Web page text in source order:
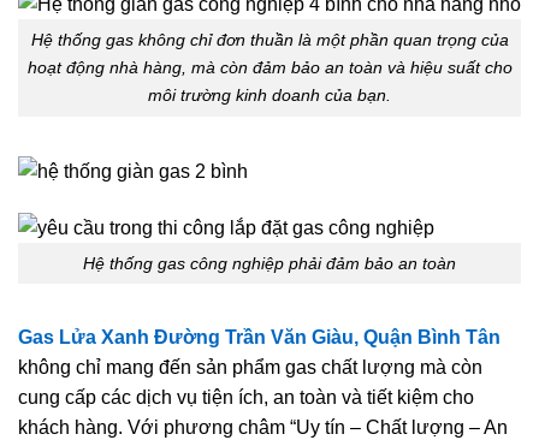
Hệ thống gas không chỉ đơn thuần là một phần quan trọng của
hoạt động nhà hàng, mà còn đảm bảo an toàn và hiệu suất cho
môi trường kinh doanh của bạn.
Hệ thống gas công nghiệp phải đảm bảo an toàn
Gas Lửa Xanh Đường Trần Văn Giàu, Quận Bình Tân
không chỉ mang đến sản phẩm gas chất lượng mà còn
cung cấp các dịch vụ tiện ích, an toàn và tiết kiệm cho
khách hàng. Với phương châm “Uy tín – Chất lượng – An